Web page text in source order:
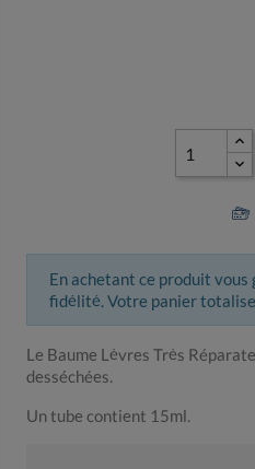
En achetant ce produit vous
fidélité. Votre panier
Le Baume Lèvres Très
desséchées.
Un tube contient 15ml.